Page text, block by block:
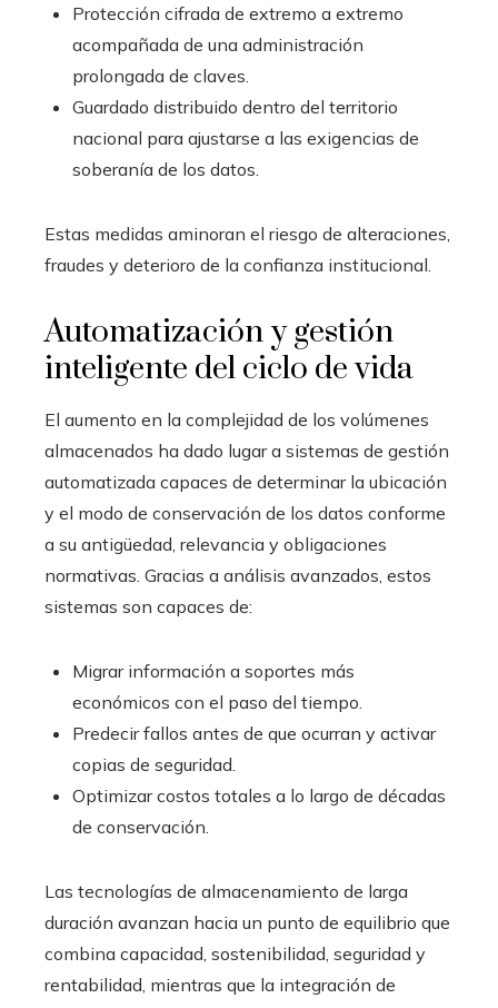
Protección cifrada de extremo a extremo
acompañada de una administración
prolongada de claves.
Guardado distribuido dentro del territorio
nacional para ajustarse a las exigencias de
soberanía de los datos.
Estas medidas aminoran el riesgo de alteraciones,
fraudes y deterioro de la confianza institucional.
Automatización y gestión
inteligente del ciclo de vida
El aumento en la complejidad de los volúmenes
almacenados ha dado lugar a sistemas de gestión
automatizada capaces de determinar la ubicación
y el modo de conservación de los datos conforme
a su antigüedad, relevancia y obligaciones
normativas. Gracias a análisis avanzados, estos
sistemas son capaces de:
Migrar información a soportes más
económicos con el paso del tiempo.
Predecir fallos antes de que ocurran y activar
copias de seguridad.
Optimizar costos totales a lo largo de décadas
de conservación.
Las tecnologías de almacenamiento de larga
duración avanzan hacia un punto de equilibrio que
combina capacidad, sostenibilidad, seguridad y
rentabilidad, mientras que la integración de